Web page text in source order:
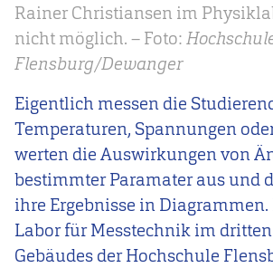
Rainer Christiansen im
nicht möglich. – Foto:
Flensburg/Dewanger
Eigentlich messen die
Temperaturen, Spannungen
werten die Auswirkungen von
bestimmter Paramater aus und
ihre Ergebnisse in Diagrammen.
Labor für Messtechnik im dritten
Gebäudes der Hochschule